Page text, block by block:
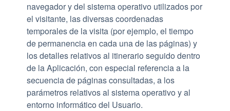
navegador y del sistema operativo utilizados por
el visitante, las diversas coordenadas
temporales de la visita (por ejemplo, el tiempo
de permanencia en cada una de las páginas) y
los detalles relativos al itinerario seguido dentro
de la Aplicación, con especial referencia a la
secuencia de páginas consultadas, a los
parámetros relativos al sistema operativo y al
entorno informático del Usuario.